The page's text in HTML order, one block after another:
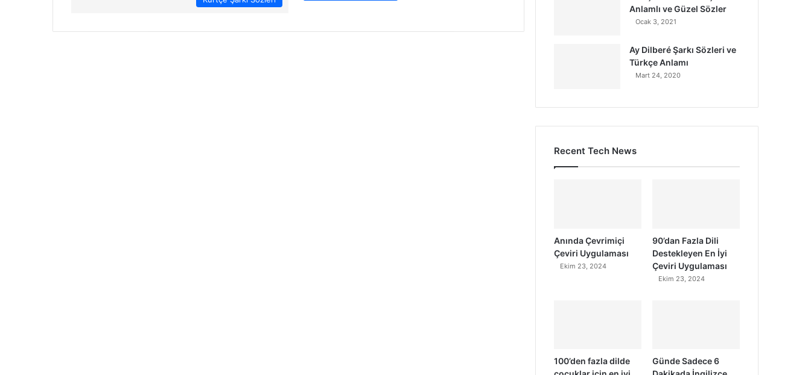
Anlamlı ve Güzel Sözler
Ocak 3, 2021
Ay Dilberé Şarkı Sözleri ve
Türkçe Anlamı
Mart 24, 2020
Recent Tech News
Anında Çevrimiçi
Çeviri Uygulaması
Ekim 23, 2024
90’dan Fazla Dili
Destekleyen En İyi
Çeviri Uygulaması
Ekim 23, 2024
100’den fazla dilde
Günde Sadece 6